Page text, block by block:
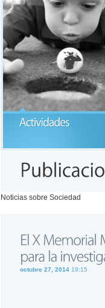
Noticias sobre Sociedad
octubre 27, 2014 19:15